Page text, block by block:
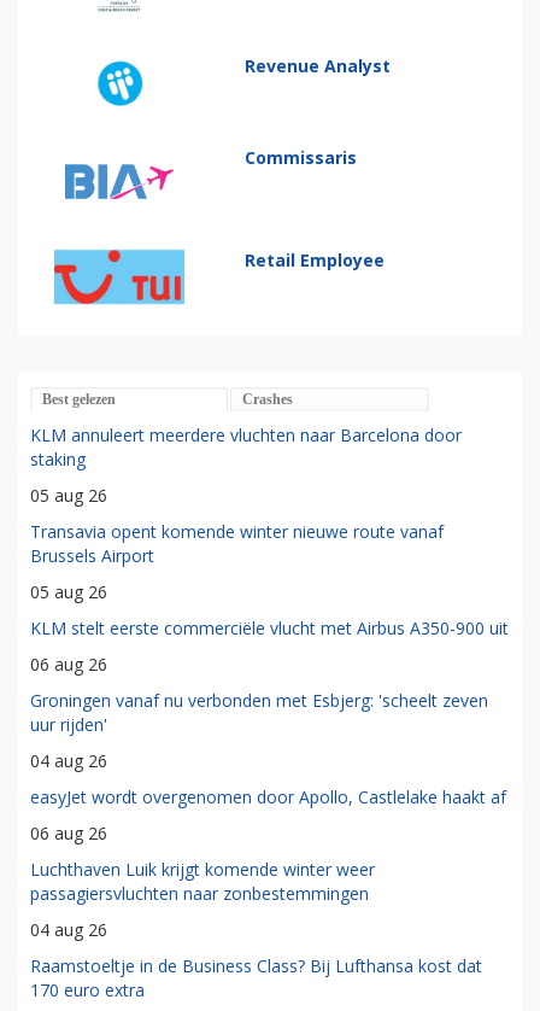
Revenue Analyst
Commissaris
Retail Employee
Best gelezen Crashes
KLM annuleert meerdere vluchten naar Barcelona door
staking
05 aug 26
Transavia opent komende winter nieuwe route vanaf
Brussels Airport
05 aug 26
KLM stelt eerste commerciële vlucht met Airbus A350-900 uit
06 aug 26
Groningen vanaf nu verbonden met Esbjerg: 'scheelt zeven
uur rijden'
04 aug 26
easyJet wordt overgenomen door Apollo, Castlelake haakt af
06 aug 26
Luchthaven Luik krijgt komende winter weer
passagiersvluchten naar zonbestemmingen
04 aug 26
Raamstoeltje in de Business Class? Bij Lufthansa kost dat
170 euro extra